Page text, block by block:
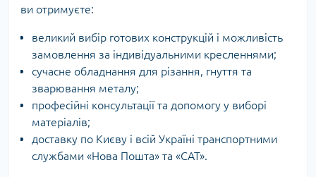
ви отримуєте:
великий вибір готових конструкцій і можливість
замовлення за індивідуальними кресленнями;
сучасне обладнання для різання, гнуття та
зварювання металу;
професійні консультації та допомогу у виборі
матеріалів;
доставку по Києву і всій Україні транспортними
службами «Нова Пошта» та «САТ».